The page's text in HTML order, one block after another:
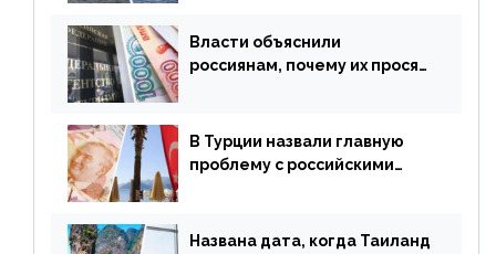
Власти объяснили
россиянам, почему их просят
В Турции назвали главную
проблему с российскими
Названа дата, когда Таиланд